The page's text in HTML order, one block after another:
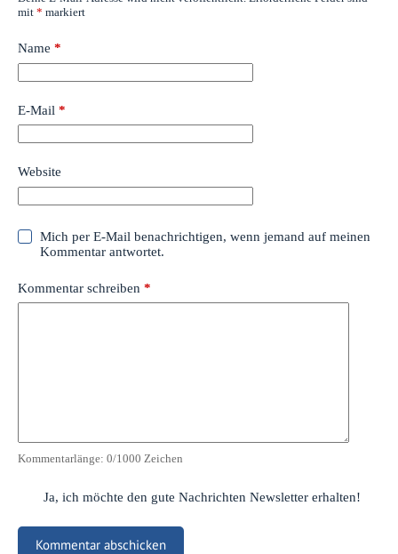
mit * markiert
Name *
E-Mail *
Website
Mich per E-Mail benachrichtigen, wenn jemand auf meinen
Kommentar antwortet.
Kommentar schreiben *
Kommentarlänge: 0/1000 Zeichen
Ja, ich möchte den gute Nachrichten Newsletter erhalten!
Kommentar abschicken